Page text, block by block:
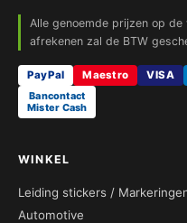
Alle genoemde prijzen op de
afrekenen zal de BTW
PayPal Maestro VISA
Bancontact
Mister Cash
WINKEL
Leiding stickers /
Automotive